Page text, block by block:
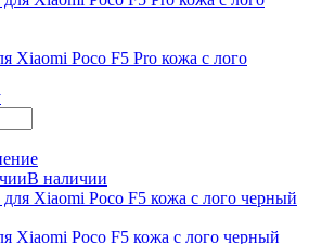
Xiaomi Poco F5 Pro кожа с лого
В наличии
Xiaomi Poco F5 кожа с лого черный